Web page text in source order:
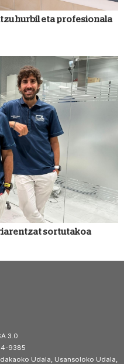
hurbil eta profesionala
sortutakoa
3.0
9385
Udala, Usansoloko Udala,